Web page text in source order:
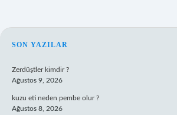
SIDEBAR
SON YAZILAR
Zerdüştler kimdir ?
Ağustos 9, 2026
kuzu eti neden pembe olur ?
Ağustos 8, 2026